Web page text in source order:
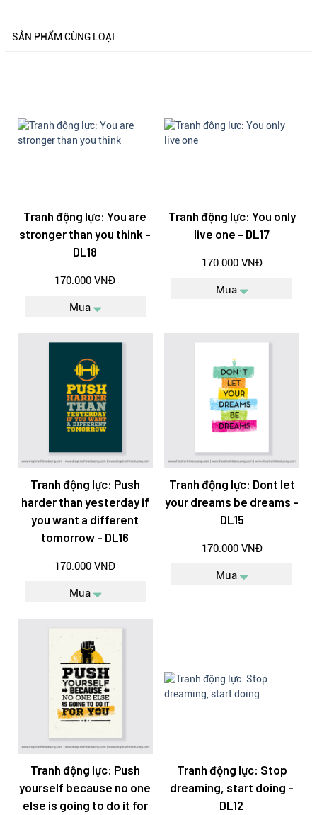
SẢN PHẨM CÙNG LOẠI
Tranh động lực: You are
stronger than you think -
DL18
170.000 VNĐ
Mua
Tranh động lực: You only
live one - DL17
170.000 VNĐ
Mua
Tranh động lực: Push
harder than yesterday if
you want a different
tomorrow - DL16
170.000 VNĐ
Mua
Tranh động lực: Dont let
your dreams be dreams -
DL15
170.000 VNĐ
Mua
Tranh động lực: Push
yourself because no one
else is going to do it for
Tranh động lực: Stop
dreaming, start doing -
DL12